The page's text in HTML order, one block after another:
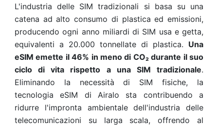
L'industria delle SIM tradizionali si basa su una
catena ad alto consumo di plastica ed emissioni,
producendo ogni anno miliardi di SIM usa e getta,
equivalenti a 20.000 tonnellate di plastica. Una
eSIM emette il 46% in meno di CO₂ durante il suo
ciclo di vita rispetto a una SIM tradizionale.
Eliminando la necessità di SIM fisiche, la
tecnologia eSIM di Airalo sta contribuendo a
ridurre l'impronta ambientale dell'industria delle
telecomunicazioni su larga scala, offrendo al